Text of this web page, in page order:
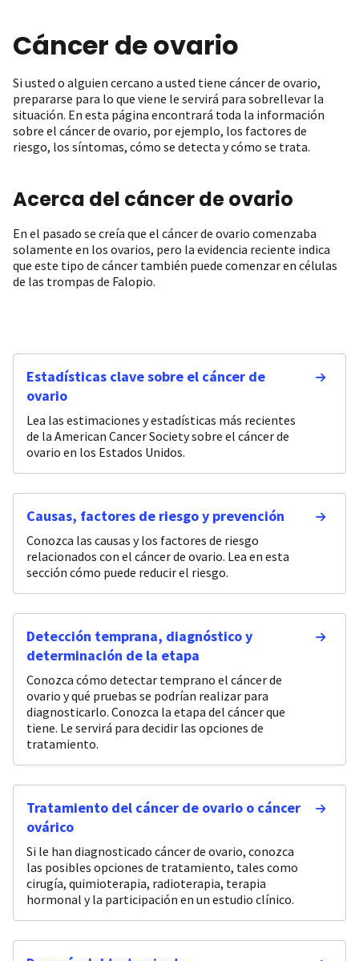
Cáncer de ovario
Si usted o alguien cercano a usted tiene cáncer de ovario,
prepararse para lo que viene le servirá para sobrellevar la
situación. En esta página encontrará toda la información
sobre el cáncer de ovario, por ejemplo, los factores de
riesgo, los síntomas, cómo se detecta y cómo se trata.
Acerca del cáncer de ovario
En el pasado se creía que el cáncer de ovario comenzaba
solamente en los ovarios, pero la evidencia reciente indica
que este tipo de cáncer también puede comenzar en células
de las trompas de Falopio.
Estadísticas clave sobre el cáncer de
ovario
Lea las estimaciones y estadísticas más recientes
de la American Cancer Society sobre el cáncer de
ovario en los Estados Unidos.
Causas, factores de riesgo y prevención
Conozca las causas y los factores de riesgo
relacionados con el cáncer de ovario. Lea en esta
sección cómo puede reducir el riesgo.
Detección temprana, diagnóstico y
determinación de la etapa
Conozca cómo detectar temprano el cáncer de
ovario y qué pruebas se podrían realizar para
diagnosticarlo. Conozca la etapa del cáncer que
tiene. Le servirá para decidir las opciones de
tratamiento.
Tratamiento del cáncer de ovario o cáncer
ovárico
Si le han diagnosticado cáncer de ovario, conozca
las posibles opciones de tratamiento, tales como
cirugía, quimioterapia, radioterapia, terapia
hormonal y la participación en un estudio clínico.